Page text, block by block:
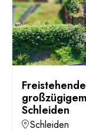
Schleiden
Schleiden